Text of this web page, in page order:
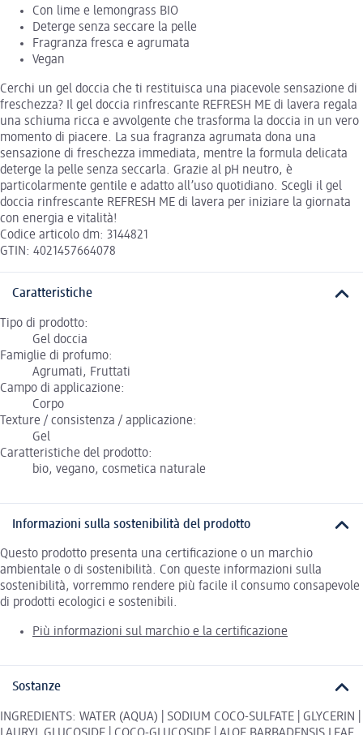
Con lime e lemongrass BIO
Deterge senza seccare la pelle
Fragranza fresca e agrumata
Vegan
Cerchi un gel doccia che ti restituisca una piacevole sensazione di
freschezza? Il gel doccia rinfrescante REFRESH ME di lavera regala
una schiuma ricca e avvolgente che trasforma la doccia in un vero
momento di piacere. La sua fragranza agrumata dona una
sensazione di freschezza immediata, mentre la formula delicata
deterge la pelle senza seccarla. Grazie al pH neutro, è
particolarmente gentile e adatto all’uso quotidiano. Scegli il gel
doccia rinfrescante REFRESH ME di lavera per iniziare la giornata
con energia e vitalità!
Codice articolo dm: 3144821
GTIN: 4021457664078
Caratteristiche
Tipo di prodotto:
Gel doccia
Famiglie di profumo:
Agrumati, Fruttati
Campo di applicazione:
Corpo
Texture / consistenza / applicazione:
Gel
Caratteristiche del prodotto:
bio, vegano, cosmetica naturale
Informazioni sulla sostenibilità del prodotto
Questo prodotto presenta una certificazione o un marchio
ambientale o di sostenibilità. Con queste informazioni sulla
sostenibilità, vorremmo rendere più facile il consumo consapevole
di prodotti ecologici e sostenibili.
Più informazioni sul marchio e la certificazione
Sostanze
INGREDIENTS: WATER (AQUA) | SODIUM COCO-SULFATE | GLYCERIN |